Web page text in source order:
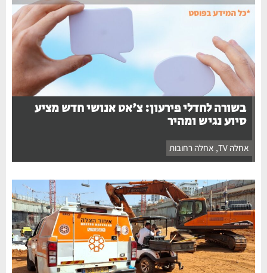
בשורה לחדלי פירעון: צ'אט אנושי חדש מציע
סיוע נגיש ומהיר
אחלה TV , אחלה רחובות